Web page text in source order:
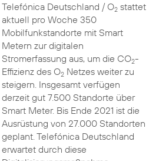
Telefónica Deutschland / O2stattet
aktuell pro Woche 350
Mobilfunkstandorte mit Smart
Metern zur digitalen
Stromerfassung aus, um die CO2-
Effizienz des O2Netzes weiter zu
steigern. Insgesamt verfügen
derzeit gut 7.500 Standorte über
Smart Meter. Bis Ende 2021 ist die
Ausrüstung von 27.000 Standorten
geplant. Telefónica Deutschland
erwartet durch diese